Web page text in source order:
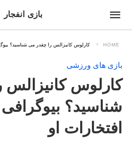
بازی انفجار
HOME کارلوس کانیزالس را چقدر می شناسید؟
بازی های ورزشی
کارلوس
شناسید؟
افتخارات او